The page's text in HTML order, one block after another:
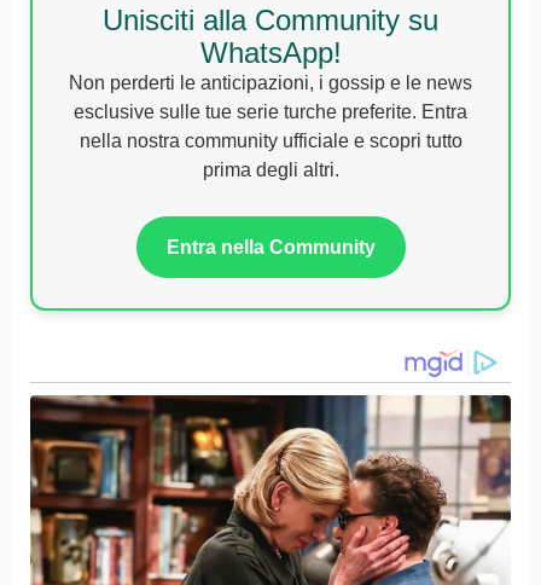
Unisciti alla Community su
WhatsApp!
Non perderti le anticipazioni, i gossip e le news
esclusive sulle tue serie turche preferite. Entra
nella nostra community ufficiale e scopri tutto
prima degli altri.
Entra nella Community